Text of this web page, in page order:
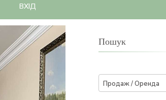
ВХІД
Пошук
Продаж / Оренда